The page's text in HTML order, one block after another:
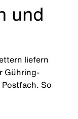
und
liefern
Gühring-
So